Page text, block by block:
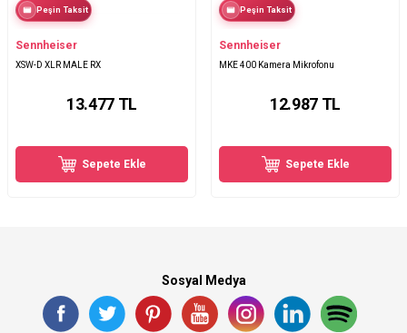
Peşin Taksit
Sennheiser
XSW-D XLR MALE RX
13.477TL
Sepete Ekle
Peşin Taksit
Sennheiser
MKE 400 Kamera Mikrofonu
12.987TL
Sepete Ekle
Sosyal Medya